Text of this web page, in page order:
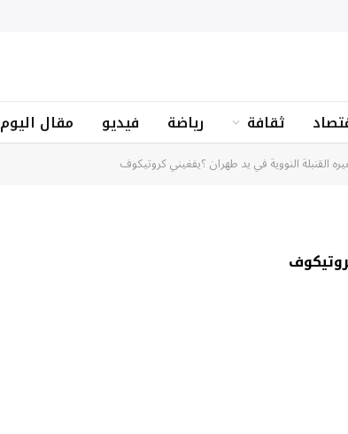
ثقافة رياضة فيديو مقال اليوم
القنبلة النووية في يد طهران ؟يفغيني كروتيكوف